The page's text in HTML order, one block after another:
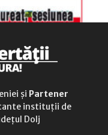
și Partener
instituții de
Dolj